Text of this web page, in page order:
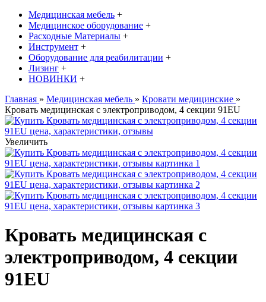
Медицинская мебель +
Медицинское оборудование +
Расходные Материалы +
Инструмент +
Оборудование для реабилитации +
Лизинг +
НОВИНКИ +
Главная » Медицинская мебель » Кровати медицинские »
Кровать медицинская с электроприводом, 4 секции 91EU
Увеличить
Кровать медицинская с
электроприводом, 4 секции
91EU